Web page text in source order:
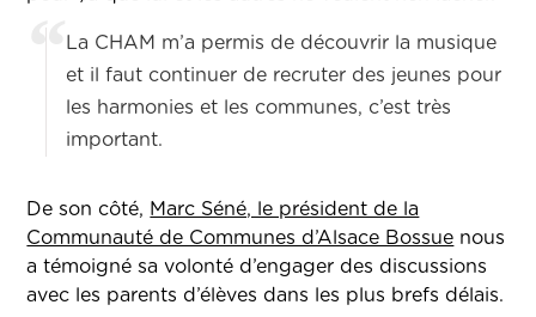
La CHAM m’a permis de découvrir la musique
et il faut continuer de recruter des jeunes pour
les harmonies et les communes, c’est très
important.
De son côté, Marc Séné, le président de la
Communauté de Communes d’Alsace Bossue nous
a témoigné sa volonté d’engager des discussions
avec les parents d’élèves dans les plus brefs délais.